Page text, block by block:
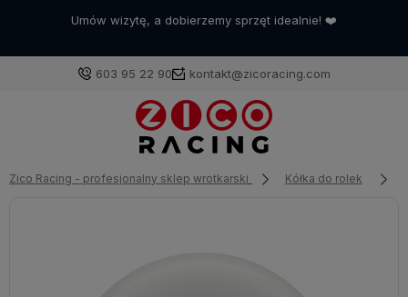
Umów wizytę, a dobierzemy sprzęt idealnie! ❤️
603 95 22 90 kontakt@zicoracing.com
Zico Racing - profesjonalny sklep wrotkarski Kółka do rolek